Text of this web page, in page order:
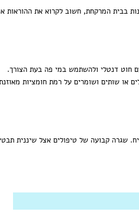
בבית המרקחת, חשוב לקרוא את ההוראות
חוט דנטלי ולהשתמש במי פה בעת הצורך.
או שותים ושומרים על רמת חומציות
שגרה קבועה של טיפולים אצל שיננית